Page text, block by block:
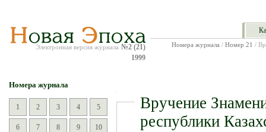
Электронная версия журнала №2 (21)
1999
Номера журнала / Номер 21 /
Номера журнала
1 2 3 4 5
6 7 8 9 10
Вручение
республики